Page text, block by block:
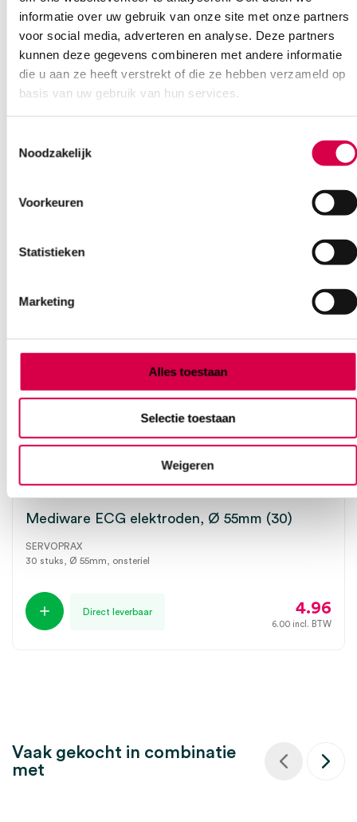
informatie over uw gebruik van onze site met onze partners
voor social media, adverteren en analyse. Deze partners
kunnen deze gegevens combineren met andere informatie
die u aan ze heeft verstrekt of die ze hebben verzameld op
basis van uw gebruik van hun services.
Noodzakelijk
Voorkeuren
Statistieken
Marketing
Alles toestaan
Selectie toestaan
Weigeren
Bel Anca E-mail Anca Contactformulier
Ook interessant
Mediware ECG elektroden, Ø 55mm (30)
SERVOPRAX
30 stuks, Ø 55mm, onsteriel
Direct leverbaar 4.96
6.00 incl. BTW
Vaak gekocht in combinatie
met